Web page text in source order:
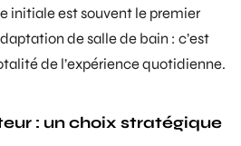
initiale est souvent le premier
de salle de bain : c’est
de l’expérience quotidienne.
: un choix stratégique